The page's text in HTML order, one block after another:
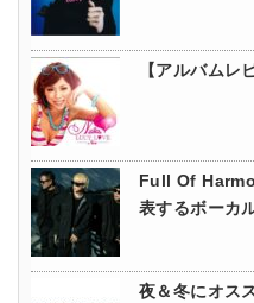
【アルバムレ
Full Of
表するボーカ
夜＆冬にオス